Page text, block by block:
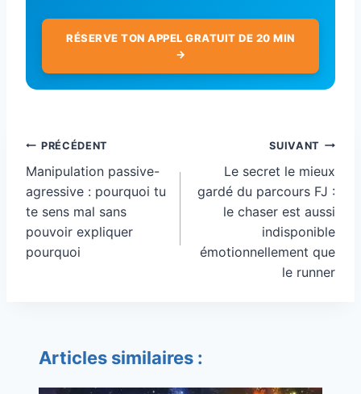
RÉSERVE TON APPEL GRATUIT DE 20 MIN
→
Navigation
de
l’article
PRÉCÉDENT
Manipulation passive-
agressive : pourquoi tu
te sens mal sans
pouvoir expliquer
pourquoi
SUIVANT
Le secret le mieux
gardé du parcours FJ :
le chaser est aussi
indisponible
émotionnellement que
le runner
Articles similaires :